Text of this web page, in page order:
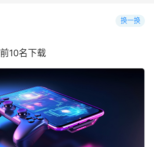
换一换
10名下载